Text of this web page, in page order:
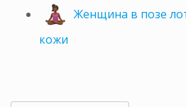
Женщина в позе
кожи